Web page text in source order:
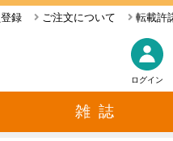
転載許
ご注文について
録
ログイン
雑 誌